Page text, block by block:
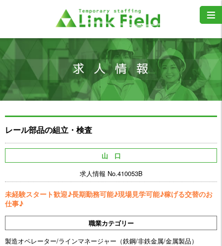
レール部品の組立・検査
山 口
求人情報 No.410053B
未経験スタート歓迎♪長期勤務可能♪現場見学可能♪稼げる交替のお
仕事♪
職業カテゴリー
製造オペレーター/ラインマネージャー（鉄鋼/非鉄金属/金属製品）